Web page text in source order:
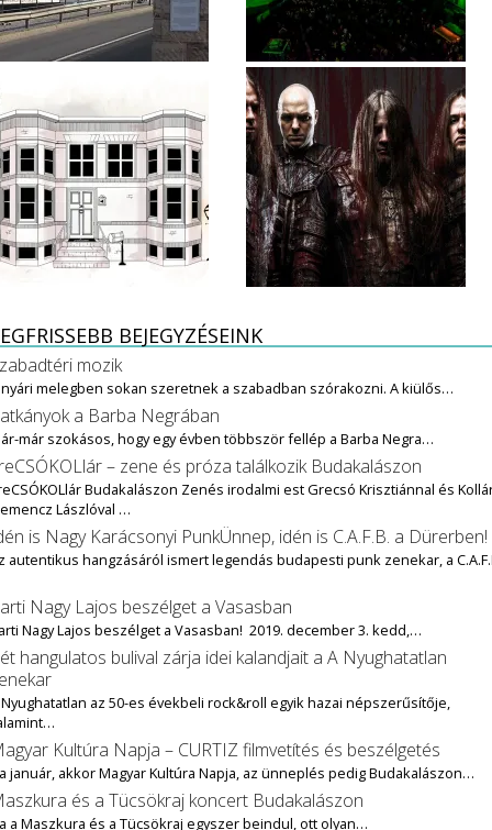
BEJEGYZÉSEINK
mozik
melegben sokan szeretnek a szabadban szórakozni. A kiülős…
a Barba Negrában
már szokásos, hogy egy évben többször fellép a Barba Negra…
– zene és próza találkozik Budakalászon
Budakalászon Zenés irodalmi est Grecsó Krisztiánnal és
Lászlóval …
is Nagy Karácsonyi PunkÜnnep, idén is C.A.F.B. a Dürerben!
autentikus hangzásáról ismert legendás budapesti punk zenekar, a
Nagy Lajos beszélget a Vasasban
Nagy Lajos beszélget a Vasasban! 2019. december 3. kedd,…
hangulatos bulival zárja idei kalandjait a A Nyughatatlan
az 50-es évekbeli rock&roll egyik hazai népszerűsítője,
Kultúra Napja – CURTIZ filmvetítés és beszélgetés
január, akkor Magyar Kultúra Napja, az ünneplés pedig Budakalászon…
és a Tücsökraj koncert Budakalászon
a Maszkura és a Tücsökraj egyszer beindul, ott olyan…